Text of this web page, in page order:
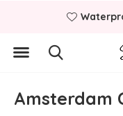
Amsterdam